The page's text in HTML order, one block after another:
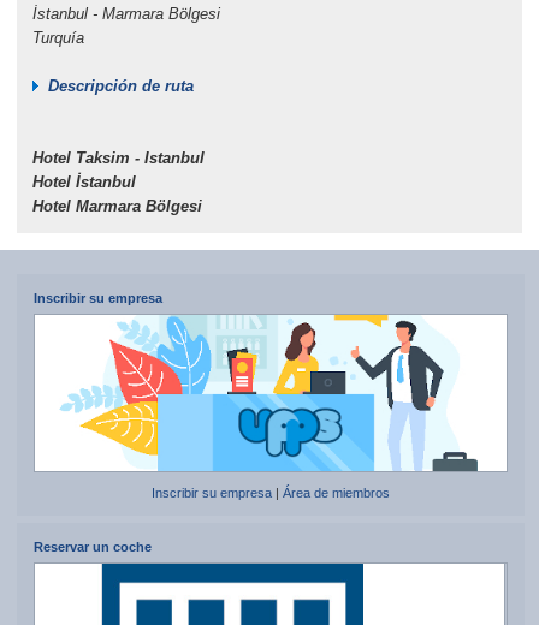
İstanbul - Marmara Bölgesi
Turquía
Descripción de ruta
Hotel Taksim - Istanbul
Hotel İstanbul
Hotel Marmara Bölgesi
Inscribir su empresa
Inscribir su empresa| Área de miembros
Reservar un coche